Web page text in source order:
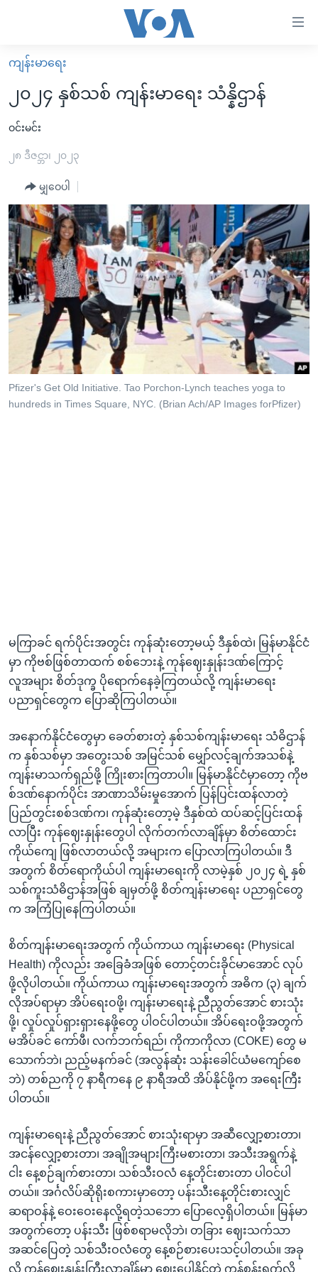
လွယ်ကူ
စေ
များ
အကြောင်းအရာ
သို့
ကျော်
ကြည့်
ရန်
ပင်မ
အ
စာမျက်နှာ
ကျော်
မူလစာမျက်နှာ
မြန်မာ
ကမ္ဘာ့သတင်းများ
နိုင်ငံတကာ
တရုတ်
အစ္စရေး-ပါလက်စတိုင်း
ဗွီဒီယို
ရပ်ဝန်းတခု လမ်းတခု အလွန်
အင်္ဂလိပ်စာလေ့လာမယ်
အမေရိကန်သုံးအီဒီယံ
မကြေးမုံရဲ့ အင်္ဂလိပ်စာ
ရုပ်ရှင်ထဲက အင်္ဂလိပ်စာ
သုတပဒေသာ အင်္ဂလိပ်စာ
အပတ်စဉ်ကဏ္ဍများ
ရေဒီယို
တီဗွီ
ရေဒီယိုနှင့်ရုပ်သံ အချက်အလက်များ
ရေဒီယို/တီဗွီအစီအစဉ်
Learning English
ကျန်းမာရေး
၂၀၂၄ နှစ်သစ် ကျန်းမာရေး သံန္နိဌာန်
ဝင်းမင်း
၂၈ ဒီဇင္ဘာ၊ ၂၀၂၃
မျှဝေပါ
Pfizer's Get Old Initiative. Tao Porchon-Lynch teaches yoga to
hundreds in Times Square, NYC. (Brian Ach/AP Images forPfizer)
မကြာခင် ရက်ပိုင်းအတွင်း ကုန်ဆုံးတော့မယ့် ဒီနှစ်ထဲ၊ မြန်မာနိုင်ငံ
မှာ ကိုဗစ်ဖြစ်တာထက် စစ်ဘေးနဲ့ ကုန်ဈေးနှုန်းဒဏ်ကြောင့်
လူအများ စိတ်ဒုက္ခ ပိုရောက်နေခဲ့ကြတယ်လို့ ကျန်းမာရေး
ပညာရှင်တွေက ပြောဆိုကြပါတယ်။
အနောက်နိုင်ငံတွေမှာ ခေတ်စားတဲ့ နှစ်သစ်ကျန်းမာရေး သံဓိဌာန်
က နှစ်သစ်မှာ အတွေးသစ် အမြင်သစ် မျှော်လင့်ချက်အသစ်နဲ့
ကျန်းမာသက်ရှည်ဖို့ ကြိုးစားကြတာပါ။ မြန်မာနိုင်ငံမှာတော့ ကိုဗ
စ်ဒဏ်နောက်ပိုင်း အာဏာသိမ်းမှုအောက် ပြန်ပြင်းထန်လာတဲ့
ပြည်တွင်းစစ်ဒဏ်က၊ ကုန်ဆုံးတော့မဲ့ ဒီနှစ်ထဲ ထပ်ဆင့်ပြင်းထန်
လာပြီး ကုန်ဈေးနှုန်းတွေပါ လိုက်တက်လာချိန်မှာ စိတ်ထောင်း
ကိုယ်ကျေ ဖြစ်လာတယ်လို့ အများက ပြောလာကြပါတယ်။ ဒီ
အတွက် စိတ်ရောကိုယ်ပါ ကျန်းမာရေးကို လာမဲ့နှစ် ၂၀၂၄ ရဲ့ နှစ်
သစ်ကူးသံဓိဌာန်အဖြစ် ချမှတ်ဖို့ စိတ်ကျန်းမာရေး ပညာရှင်တွေ
က အကြံပြုနေကြပါတယ်။
စိတ်ကျန်းမာရေးအတွက် ကိုယ်ကာယ ကျန်းမာရေး (Physical
Health) ကိုလည်း အခြေခံအဖြစ် တောင့်တင်းခိုင်မာအောင် လုပ်
ဖို့လိုပါတယ်။ ကိုယ်ကာယ ကျန်းမာရေးအတွက် အဓိက (၃) ချက်
လိုအပ်ရာမှာ အိပ်ရေးဝဖို့၊ ကျန်းမာရေးနဲ့ ညီညွတ်အောင် စားသုံး
ဖို့၊ လှုပ်လှုပ်ရှားရှားနေဖို့တွေ ပါဝင်ပါတယ်။ အိပ်ရေးဝဖို့အတွက်
မအိပ်ခင် ကော်ဖီ၊ လက်ဘက်ရည်၊ ကိုကာကိုလာ (COKE) တွေ မ
သောက်ဘဲ၊ ညည့်မနက်ခင် (အလွန်ဆုံး သန်းခေါင်ယံမကျော်စေ
ဘဲ) တစ်ညကို ၇ နာရီကနေ ၉ နာရီအထိ အိပ်နိုင်ဖို့က အရေးကြီး
ပါတယ်။
ကျန်းမာရေးနဲ့ ညီညွတ်အောင် စားသုံးရာမှာ အဆီလျှော့စားတာ၊
အငန်လျှော့စားတာ၊ အချိုအများကြီးမစားတာ၊ အသီးအရွက်နဲ့
ငါး နေ့စဉ်ချက်စားတာ၊ သစ်သီးဝလံ နေ့တိုင်းစားတာ ပါဝင်ပါ
တယ်။ အင်္ဂလိပ်ဆိုရိုးစကားမှာတော့ ပန်းသီးနေ့တိုင်းစားလျှင်
ဆရာဝန်နဲ့ ဝေးဝေးနေလို့ရတဲ့သဘော ပြောလေ့ရှိပါတယ်။ မြန်မာ
အတွက်တော့ ပန်းသီး ဖြစ်စရာမလိုဘဲ၊ တခြား ဈေးသက်သာ
အဆင်ပြေတဲ့ သစ်သီးဝလံတွေ နေ့စဉ်စားပေးသင့်ပါတယ်။ အခု
လို ကုန်ဈေးနှုန်းကြီးလာချိန်မှာ ဈေးပေါနိုင်တဲ့ ကန်စွန်းရွက်လို